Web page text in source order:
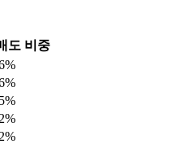
도 비중